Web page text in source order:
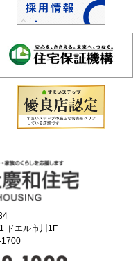
ドエル市川1F
1700